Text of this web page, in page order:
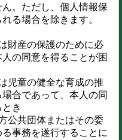
。ただし、個人情報保
る場合を除きます。
財産の保護のために必
の同意を得ることが困
児童の健全な育成の推
合であって、本人の同
き
公共団体またはその委
事務を遂行することに